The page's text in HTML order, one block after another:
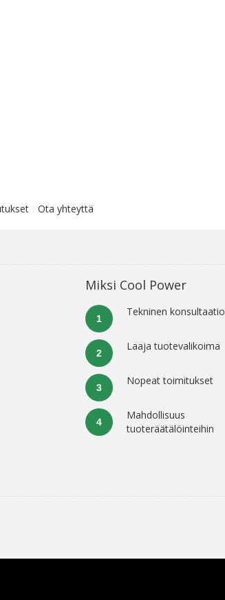
Ota yhteyttä
Miksi Cool Power
1
Tekninen konsultaatio
2
Laaja tuotevalikoima
3
Nopeat toimitukset
4
Mahdollisuus
tuoteräätälöinteihin